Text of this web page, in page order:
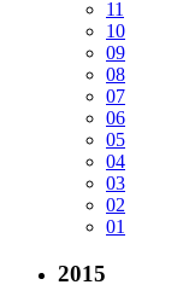
11
10
09
08
07
06
05
04
03
02
01
2015